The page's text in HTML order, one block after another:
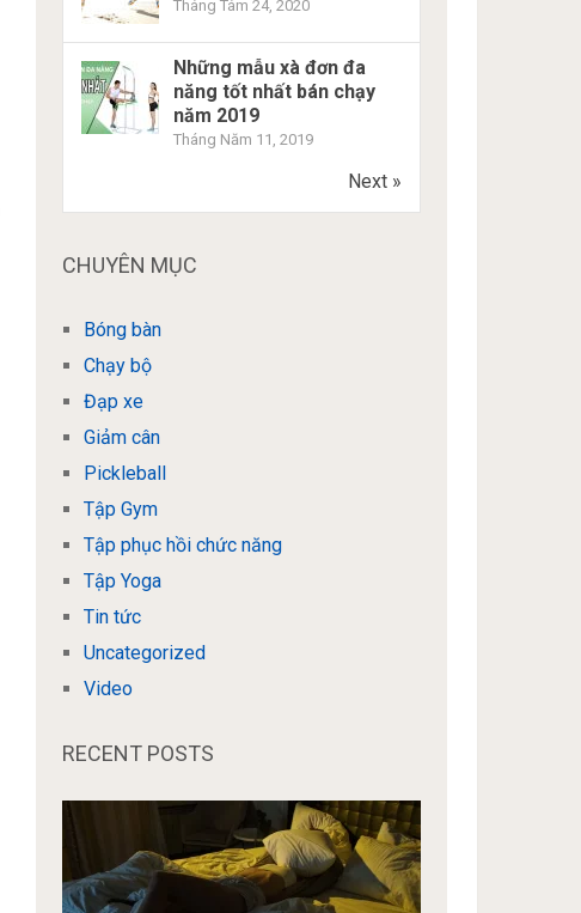
Tháng Tám 24, 2020
Những mẫu xà đơn đa
năng tốt nhất bán chạy
năm 2019
Tháng Năm 11, 2019
Next »
CHUYÊN MỤC
Bóng bàn
Chạy bộ
Đạp xe
Giảm cân
Pickleball
Tập Gym
Tập phục hồi chức năng
Tập Yoga
Tin tức
Uncategorized
Video
RECENT POSTS